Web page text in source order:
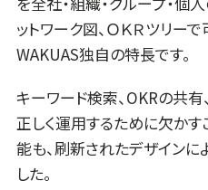
ットワーク図、ＯＫＲツリー
WAKUAS独自の特長です。
キーワード検索、OKRの共
正しく運用するために欠か
能も、刷新されたデザインに
した。